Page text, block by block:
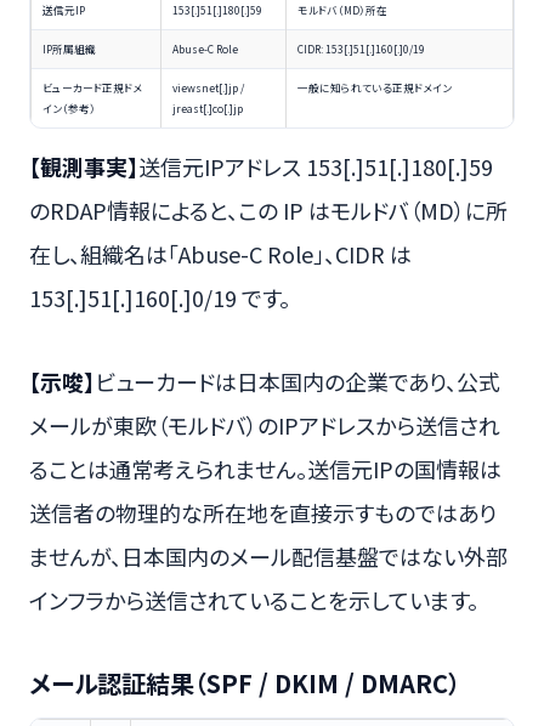
送信元IP 153[.]51[.]180[.]59 モルドバ（MD）所在
IP所属組織 Abuse-C Role CIDR: 153[.]51[.]160[.]0/19
ビューカード正規ドメ
イン（参考）
viewsnet[.]jp /
jreast[.]co[.]jp
一般に知られている正規ドメイン
【観測事実】送信元IPアドレス 153[.]51[.]180[.]59
のRDAP情報によると、この IP はモルドバ（MD）に所
在し、組織名は「Abuse-C Role」、CIDR は
153[.]51[.]160[.]0/19 です。
【示唆】 ビューカードは日本国内の企業であり、公式
メールが東欧（モルドバ）のIPアドレスから送信され
ることは通常考えられません。送信元IPの国情報は
送信者の物理的な所在地を直接示すものではあり
ませんが、日本国内のメール配信基盤ではない外部
インフラから送信されていることを示しています。
メール認証結果（SPF / DKIM / DMARC）